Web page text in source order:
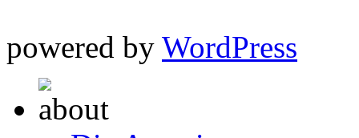
powered by WordPress